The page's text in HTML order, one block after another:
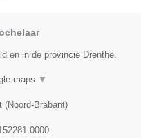
en in de provincie Drenthe.
maps ▼
(Noord-Brabant)
0000